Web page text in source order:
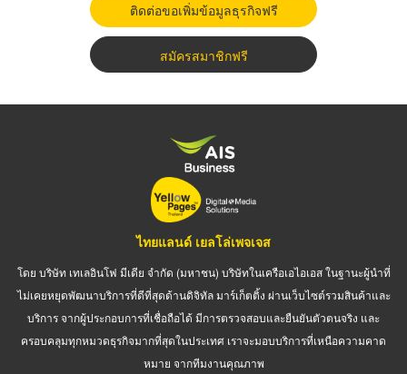
ติดต่อขอเพิ่มข้อมูลธุรกิจฟรี
สมัครสมาชิกฟรี
ไทยแลนด์ เยลโล่เพจเจส
โดย บริษัท เทเลอินโฟ มีเดีย จำกัด (มหาชน) บริษัทในเครือเอไอเอส ในฐานะผู้นำที่
ไม่เคยหยุดพัฒนาบริการที่ดีที่สุดด้านดิจิทัล มาร์เก็ตติ้ง ผ่านเว็บไซต์รวมสินค้าและ
บริการ จากผู้ประกอบการที่เชื่อถือได้ มีการตรวจสอบและยืนยันตัวตนจริง และ
ครอบคลุมทุกหมวดธุรกิจมากที่สุดในประเทศ เราจะมอบบริการที่เหนือความคาด
หมาย จากทีมงานคุณภาพ